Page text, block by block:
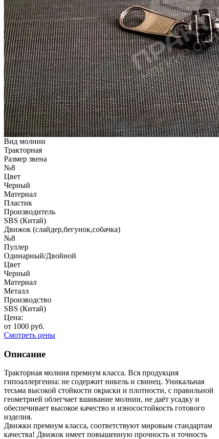
Вид молнии
Тракторная
Размер звена
№8
Цвет
Черный
Материал
Пластик
Производитель
SBS (Китай)
Движок (слайдер,бегунок,собачка)
№8
Пуллер
Одинарный/Двойной
Цвет
Черный
Материал
Металл
Производство
SBS (Китай)
Цена:
от 1000 руб.
Смотреть цены
Описание
Тракторная молния премиум класса. Вся продукция
гипоаллергенна: не содержит никель и свинец. Уникальная
тесьма высокой стойкости окраски и плотности, с правильной
геометрией облегчает вшивание молнии, не даёт усадку и
обеспечивает высокое качество и износостойкость готового
изделия.
Движки премиум класса, соответствуют мировым стандартам
качества! Движок имеет повышенную прочность и точность